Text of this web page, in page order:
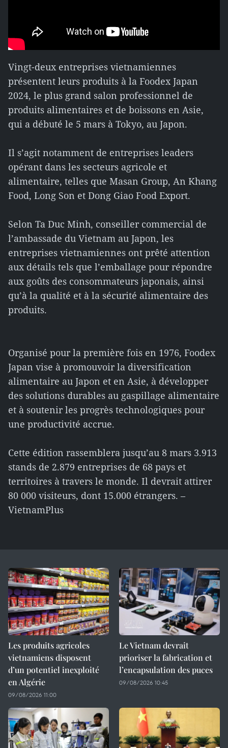
Vingt-deux entreprises vietnamiennes
présentent leurs produits à la Foodex Japan
2024, le plus grand salon professionnel de
produits alimentaires et de boissons en Asie,
qui a débuté le 5 mars à Tokyo, au Japon.
Il s’agit notamment de entreprises leaders
opérant dans les secteurs agricole et
alimentaire, telles que Masan Group, An Khang
Food, Long Son et Dong Giao Food Export.
Selon Ta Duc Minh, conseiller commercial de
l’ambassade du Vietnam au Japon, les
entreprises vietnamiennes ont prêté attention
aux détails tels que l’emballage pour répondre
aux goûts des consommateurs japonais, ainsi
qu’à la qualité et à la sécurité alimentaire des
produits.
Organisé pour la première fois en 1976, Foodex
Japan vise à promouvoir la diversification
alimentaire au Japon et en Asie, à développer
des solutions durables au gaspillage alimentaire
et à soutenir les progrès technologiques pour
une productivité accrue.
Cette édition rassemblera jusqu’au 8 mars 3.913
stands de 2.879 entreprises de 68 pays et
territoires à travers le monde. Il devrait attirer
80 000 visiteurs, dont 15.000 étrangers. –
VietnamPlus
Les produits agricoles
vietnamiens disposent
d’un potentiel inexploité
en Algérie
09/08/2026 11:00
Le Vietnam devrait
prioriser la fabrication et
l’encapsulation des puces
09/08/2026 10:45